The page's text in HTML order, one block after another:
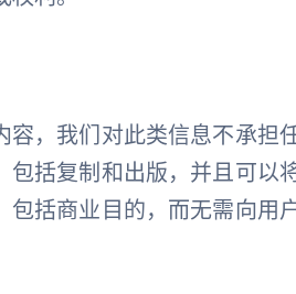
，我们对此类信息不承担
括复制和出版，并且可以
括商业目的，而无需向用